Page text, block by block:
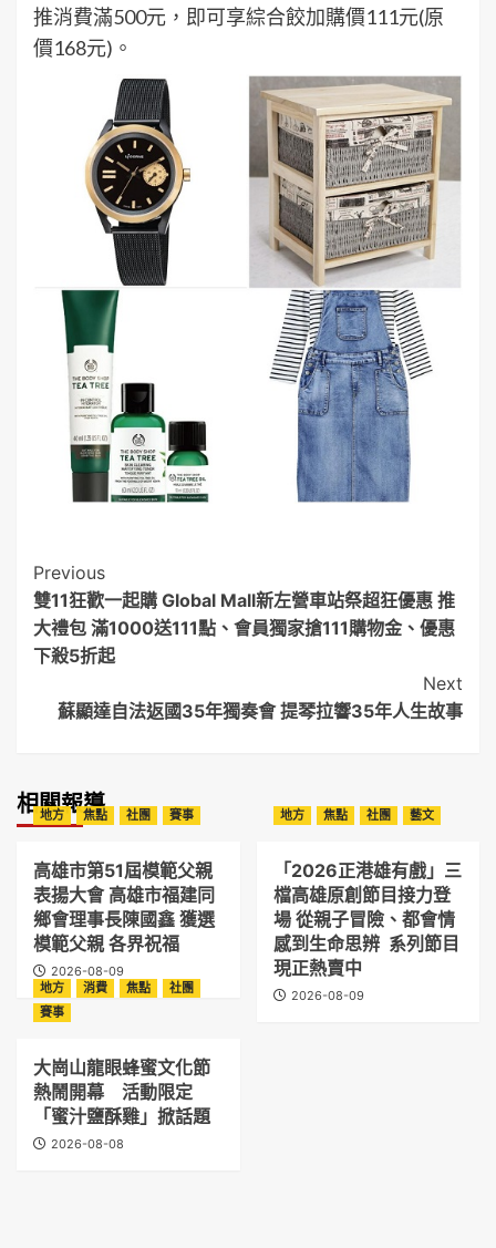
推消費滿500元，即可享綜合餃加購價111元(原
價168元)。
Post
Navigation
Previous
雙11狂歡一起購 Global Mall新左營車站祭超狂優惠 推
大禮包 滿1000送111點、會員獨家搶111購物金、優惠
下殺5折起
Next
蘇顯達自法返國35年獨奏會 提琴拉響35年人生故事
相關報導
地方 焦點 社團 賽事
高雄市第51屆模範父親
表揚大會 高雄市福建同
鄉會理事長陳國鑫 獲選
模範父親 各界祝福
2026-08-09
地方 焦點 社團 藝文
「2026正港雄有戲」三
檔高雄原創節目接力登
場 從親子冒險、都會情
感到生命思辨 系列節目
現正熱賣中
2026-08-09
地方 消費 焦點
社團
賽事
大崗山龍眼蜂蜜文化節
熱鬧開幕 活動限定
「蜜汁鹽酥雞」掀話題
2026-08-08